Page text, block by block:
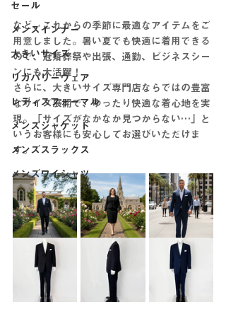
セール
メンズインナー
大きいサイズ
リカバリーウェア
レディスフォーマル
メンズジャケット
メンズスラックス
メンズワイシャツ
など、これからの季節に最適なアイテムをご
用意しました。暑い夏でも快適に着用できる
ので、冠婚葬祭や出張、通勤、ビジネスシー
ンにも大活躍！
さらに、大きいサイズ専門店ならではの豊富
なサイズ展開で、ゆったり快適な着心地を実
現。「サイズがなかなか見つからない…」と
いうお客様にも安心してお選びいただけま
す。